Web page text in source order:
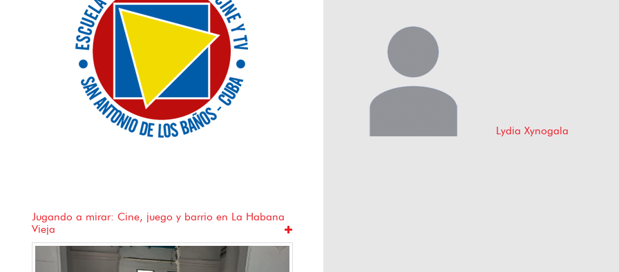
Jugando a mirar: Cine, juego y barrio en La Habana
Vieja
Lydia Xynogala